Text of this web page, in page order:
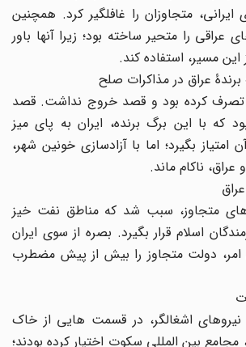
متجاوزان را غافلگیر کرد. همچنین
عراقی را متحیر ساخته بود؛ زیرا آنها باور
مسیر، استفاده کند.
عراق در مذاکرات صلح
کرده بود و قصد خروج نداشت. قصد
که با این برگ برنده، ایران به پای میز
امتیاز بگیرد؛ اما با آزادسازی خونین شهر،
ناکام ماند.
متجاوز، سبب شد که مناطق نفت خیز
اسلام قرار بگیرد. بصره از سوی ایران
دولت متجاوز را بیش از پیش مضطرب
اشغالگر، در قسمت ‌هایی از خاک
بین المللی سکوت اختیار کرده بودند؛